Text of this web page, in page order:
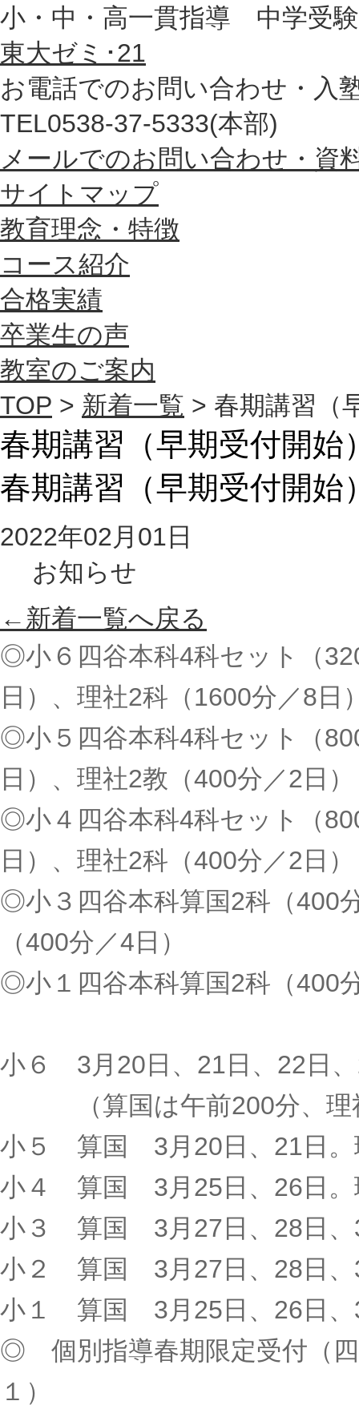
小・中・高一貫指導 中学受
東大ゼミ･21
お電話でのお問い合わせ・入
TEL0538-37-5333(本部)
メールでのお問い合わせ・資
サイトマップ
教育理念・特徴
コース紹介
合格実績
卒業生の声
教室のご案内
TOP > 新着一覧 > 春期講習（
春期講習（早期受付開始
春期講習（早期受付開始
2022年02月01日
お知らせ
←新着一覧へ戻る
◎小６四谷本科4科セット（
日）、理社2科（1600分／8日
◎小５四谷本科4科セット（
日）、理社2教（400分／2日）
◎小４四谷本科4科セット（
日）、理社2科（400分／2日）
◎小３四谷本科算国2科（
（400分／4日）
◎小１四谷本科算国2科（
小６ 3月20日、21日、22日
（算国は午前200分、理
小５ 算国 3月20日、21日。
小４ 算国 3月25日、26日。
小３ 算国 3月27日、28日、
小２ 算国 3月27日、28日、
小１ 算国 3月25日、26日、
◎ 個別指導春期限定受付（
１）